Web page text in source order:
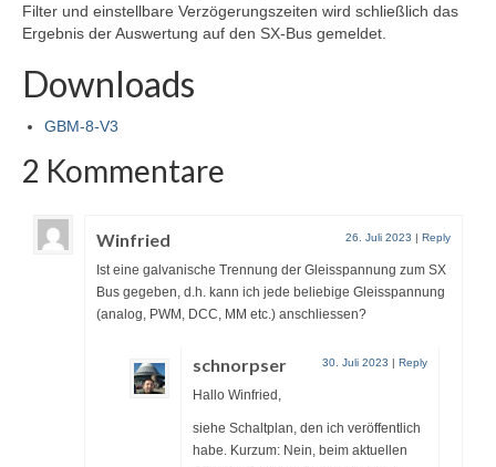
Filter und einstellbare Verzögerungszeiten wird schließlich das
Ergebnis der Auswertung auf den SX-Bus gemeldet.
Downloads
GBM-8-V3
2 Kommentare
Winfried 26. Juli 2023 | Reply
Ist eine galvanische Trennung der Gleisspannung zum SX
Bus gegeben, d.h. kann ich jede beliebige Gleisspannung
(analog, PWM, DCC, MM etc.) anschliessen?
schnorpser 30. Juli 2023 | Reply
Hallo Winfried,
siehe Schaltplan, den ich veröffentlich
habe. Kurzum: Nein, beim aktuellen